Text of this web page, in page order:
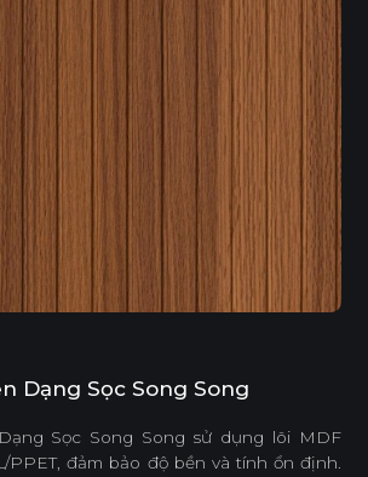
Dạng Sọc Song Song
Sọc Song Song sử dụng lõi MDF
PPET, đảm bảo độ bền và tính ổn định.